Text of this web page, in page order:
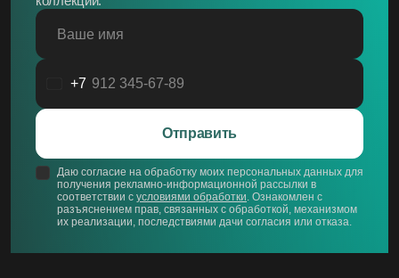
Ваше имя
Россия
+7
Отправить
Даю согласие на обработку моих персональных данных для
получения рекламно-информационной рассылки в
соответствии с условиями обработки . Ознакомлен с
разъяснением прав, связанных с обработкой, механизмом
их реализации, последствиями дачи согласия или отказа.